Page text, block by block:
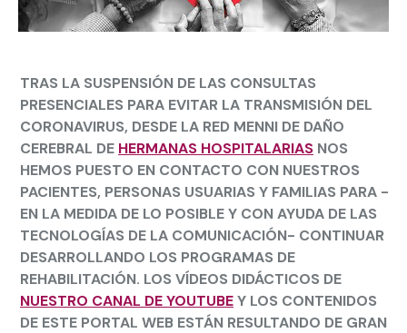
TRAS LA SUSPENSIÓN DE LAS CONSULTAS
PRESENCIALES PARA EVITAR LA TRANSMISIÓN DEL
CORONAVIRUS, DESDE LA RED MENNI DE DAÑO
CEREBRAL DE HERMANAS HOSPITALARIAS NOS
HEMOS PUESTO EN CONTACTO CON NUESTROS
PACIENTES, PERSONAS USUARIAS Y FAMILIAS PARA -
EN LA MEDIDA DE LO POSIBLE Y CON AYUDA DE LAS
TECNOLOGÍAS DE LA COMUNICACIÓN- CONTINUAR
DESARROLLANDO LOS PROGRAMAS DE
REHABILITACIÓN. LOS VÍDEOS DIDÁCTICOS DE
NUESTRO CANAL DE YOUTUBEY LOS CONTENIDOS
DE ESTE PORTAL WEB ESTÁN RESULTANDO DE GRAN